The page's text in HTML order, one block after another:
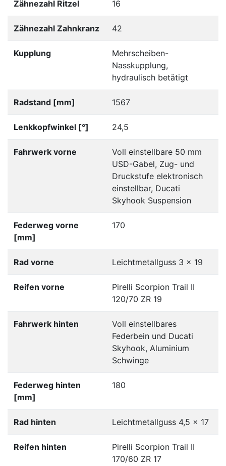
Zähnezahl Ritzel 16
Zähnezahl Zahnkranz 42
Kupplung
Mehrscheiben-
Nasskupplung,
hydraulisch betätigt
Radstand [mm] 1567
Lenkkopfwinkel [°] 24,5
Fahrwerk vorne
Voll einstellbare 50 mm
USD-Gabel, Zug- und
Druckstufe elektronisch
einstellbar, Ducati
Skyhook Suspension
Federweg vorne
[mm]
170
Rad vorne Leichtmetallguss 3 x 19
Reifen vorne
Pirelli Scorpion Trail II
120/70 ZR 19
Fahrwerk hinten
Voll einstellbares
Federbein und Ducati
Skyhook, Aluminium
Schwinge
Federweg hinten
[mm]
180
Rad hinten Leichtmetallguss 4,5 x 17
Reifen hinten
Pirelli Scorpion Trail II
170/60 ZR 17